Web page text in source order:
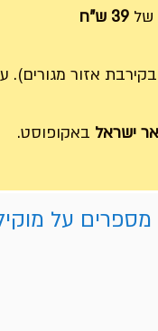
של39 ש"ח
אזור מגורים).
ישראל באקופוסט.
על